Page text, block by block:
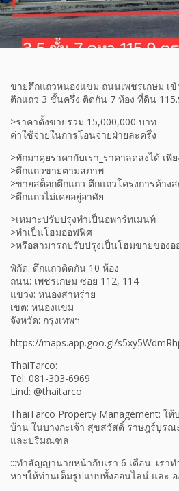
ขายตึกแถวหนองแขม ถนนเพชรเกษม เ
ตึกแถว 3 ชั้นครึ่ง ติดกัน 7 ห้อง ที่ดิน
>ราคาตั้งขายรวม 15,000,000 บาท
ค่าใช้จ่ายในการโอนจ่ายฝ่ายละครึ่ง
>ทักมาคุยราคากับเรา_ราคาลดลงได้ เพี
>ตึกแถวขายตามสภาพ
>ขายสต็อกตึกแถว ตึกแถวโครงการค้าง
>ตึกแถวไม่เคยอยู่อาศัย
>เหมาะปรับปรุงทำเป็นอพาร์ทเมนท์
>ทำเป็นโฮมออฟฟิศ
>หรือสามารถปรับปรุงเป็นโฮมขายของ
พิกัด: ตึกแถวติดกัน 10 ห้อง
ถนน: เพชรเกษม ซอย 112, 114
แขวง: หนองสาหร่าย
เขต: หนองแขม
จังหวัด: กรุงเทพฯ
https://maps.app.goo.gl/
ThaiTarco:
Tel: 081-303-6969
Lind: @thaitarco
ThaiTarco Property Management: ใ
บ้าน ในบางกะเจ้า สุขสวัสดิ์ ราษฎร์บูรณ
และปริมณฑล
:::ทำสัญญานายหน้ากับเรา 6 เดือน: เรา
หาฯให้ท่านเต็มรูปแบบทั้งออนไลน์ และ